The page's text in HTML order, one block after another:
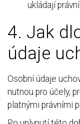
ukládají
4. Jak
údaje
Osobní údaje
nutnou pro účely,
platnými právními